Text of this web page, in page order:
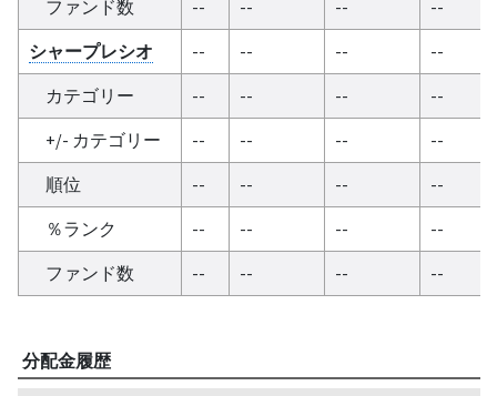
ファンド数 -- -- --
--
シャープレシオ
-- -- --
--
カテゴリー
-- -- --
--
+/- カテゴリー
-- -- --
--
順位
-- -- --
--
％ランク
-- -- --
--
ファンド数
-- -- -- --
分配金履歴